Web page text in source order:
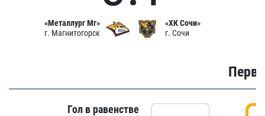
«Металлург Мг»
г. Магнитогорск
«ХК Сочи»
г. Сочи
Гол в равенстве